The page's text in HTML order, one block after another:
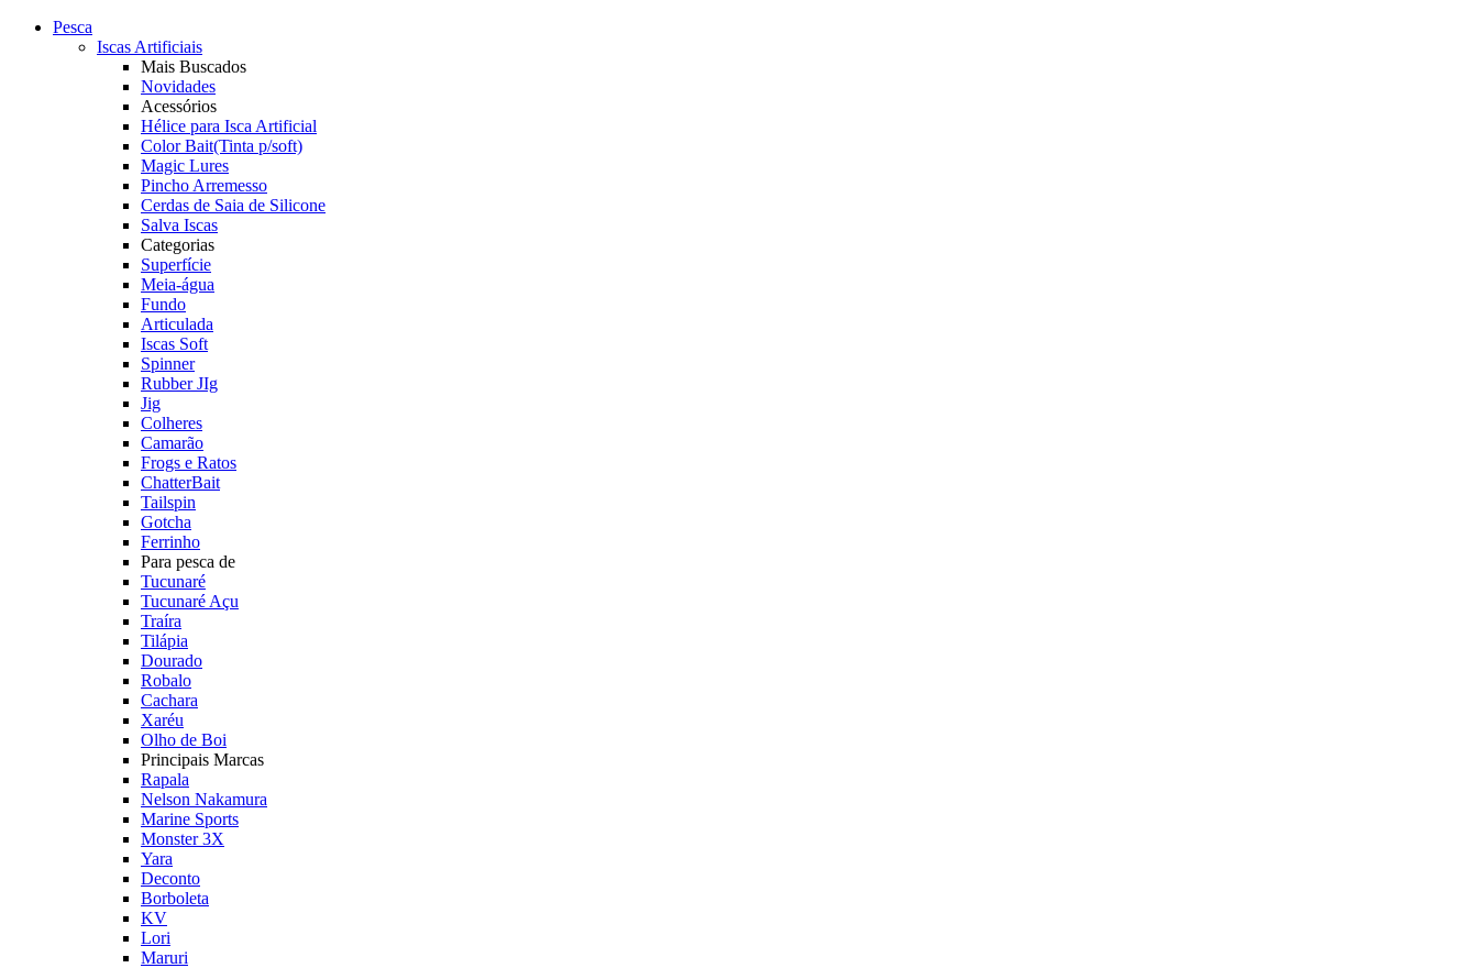
Pesca
Iscas Artificiais
Mais Buscados
Novidades
Acessórios
Hélice para Isca Artificial
Color Bait(Tinta p/soft)
Magic Lures
Pincho Arremesso
Cerdas de Saia de Silicone
Salva Iscas
Categorias
Superfície
Meia-água
Fundo
Articulada
Iscas Soft
Spinner
Rubber JIg
Jig
Colheres
Camarão
Frogs e Ratos
ChatterBait
Tailspin
Gotcha
Ferrinho
Para pesca de
Tucunaré
Tucunaré Açu
Traíra
Tilápia
Dourado
Robalo
Cachara
Xaréu
Olho de Boi
Principais Marcas
Rapala
Nelson Nakamura
Marine Sports
Monster 3X
Yara
Deconto
Borboleta
KV
Lori
Maruri